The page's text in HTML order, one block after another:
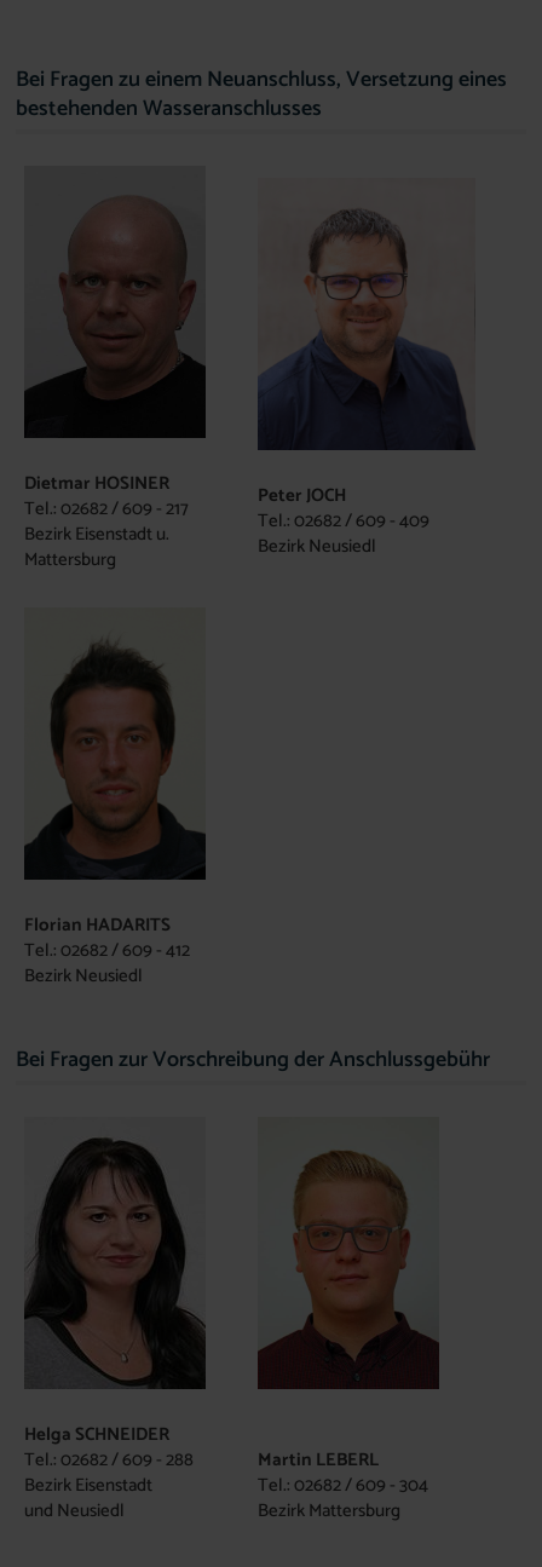
Bei Fragen zu einem Neuanschluss, Versetzung eines
bestehenden Wasseranschlusses
Dietmar HOSINER
Tel.: 02682 / 609 - 217
Bezirk Eisenstadt u.
Mattersburg
Peter JOCH
Tel.: 02682 / 609 - 409
Bezirk Neusiedl
Florian HADARITS
Tel.: 02682 / 609 - 412
Bezirk Neusiedl
Bei Fragen zur Vorschreibung der Anschlussgebühr
Helga SCHNEIDER
Tel.: 02682 / 609 - 288
Bezirk Eisenstadt
und Neusiedl
Martin LEBERL
Tel.: 02682 / 609 - 304
Bezirk Mattersburg